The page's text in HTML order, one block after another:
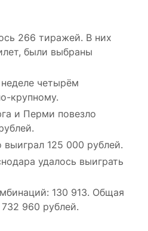
266 тиражей. В них
были выбраны
четырём
крупному.
и Перми повезло
125 000 рублей.
удалось выиграть
130 913. Общая
960 рублей.